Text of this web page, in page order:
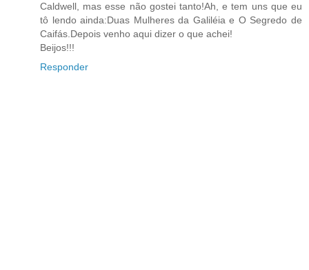
Caldwell, mas esse não gostei tanto!Ah, e tem uns que eu
tô lendo ainda:Duas Mulheres da Galiléia e O Segredo de
Caifás.Depois venho aqui dizer o que achei!
Beijos!!!
Responder